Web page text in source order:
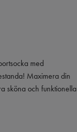
med
Maximera din
sköna och funktionella